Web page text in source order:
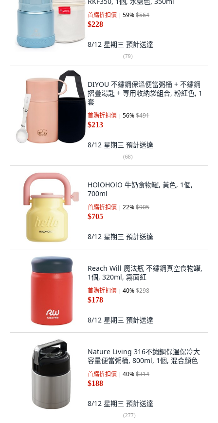
首購折扣價 59%$564
$228
8/12 星期三 預計送達
(79)
DIYOU 不鏽鋼保溫便當粥桶 + 不鏽鋼
摺疊湯匙 + 專用收納袋組合, 粉紅色, 1
套
首購折扣價 56%$491
$213
8/12 星期三 預計送達
(68)
HOlOHOlO 牛奶食物罐, 黃色, 1個,
700ml
首購折扣價 22%$905
$705
8/12 星期三 預計送達
Reach Will 魔法瓶 不鏽鋼真空食物罐,
1個, 320ml, 霧面紅
首購折扣價 40%$298
$178
8/12 星期三 預計送達
Nature Living 316不鏽鋼保溫保冷大
容量便當粥桶, 800ml, 1個, 混合顏色
首購折扣價 40%$314
$188
8/12 星期三 預計送達
(277)